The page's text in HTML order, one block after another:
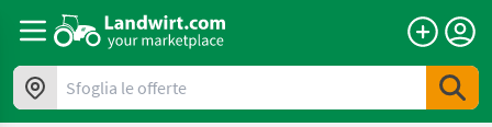
Sfoglia le offerte